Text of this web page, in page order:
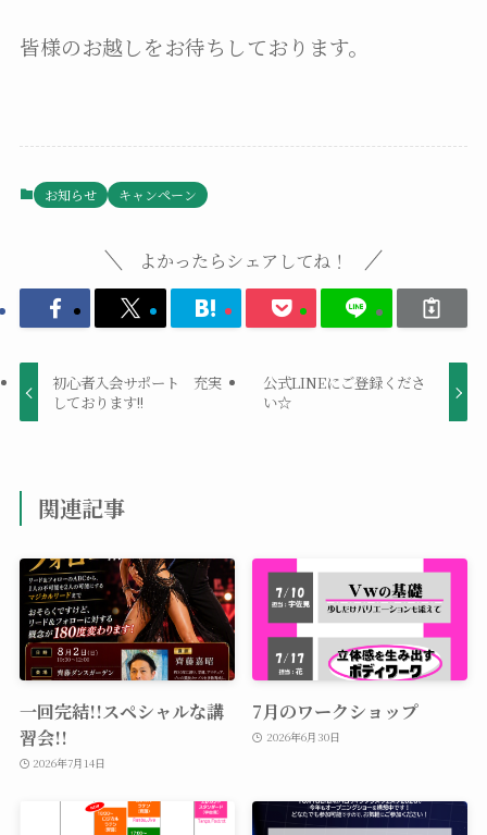
皆様のお越しをお待ちしております。
お知らせ キャンペーン
よかったらシェアしてね！
初心者入会サポート 充実
しております!!
公式LINEにご登録くださ
い☆
関連記事
一回完結!!スペシャルな講
習会!!
2026年7月14日
7月のワークショップ
2026年6月30日